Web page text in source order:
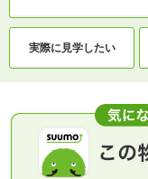
実際に見学したい